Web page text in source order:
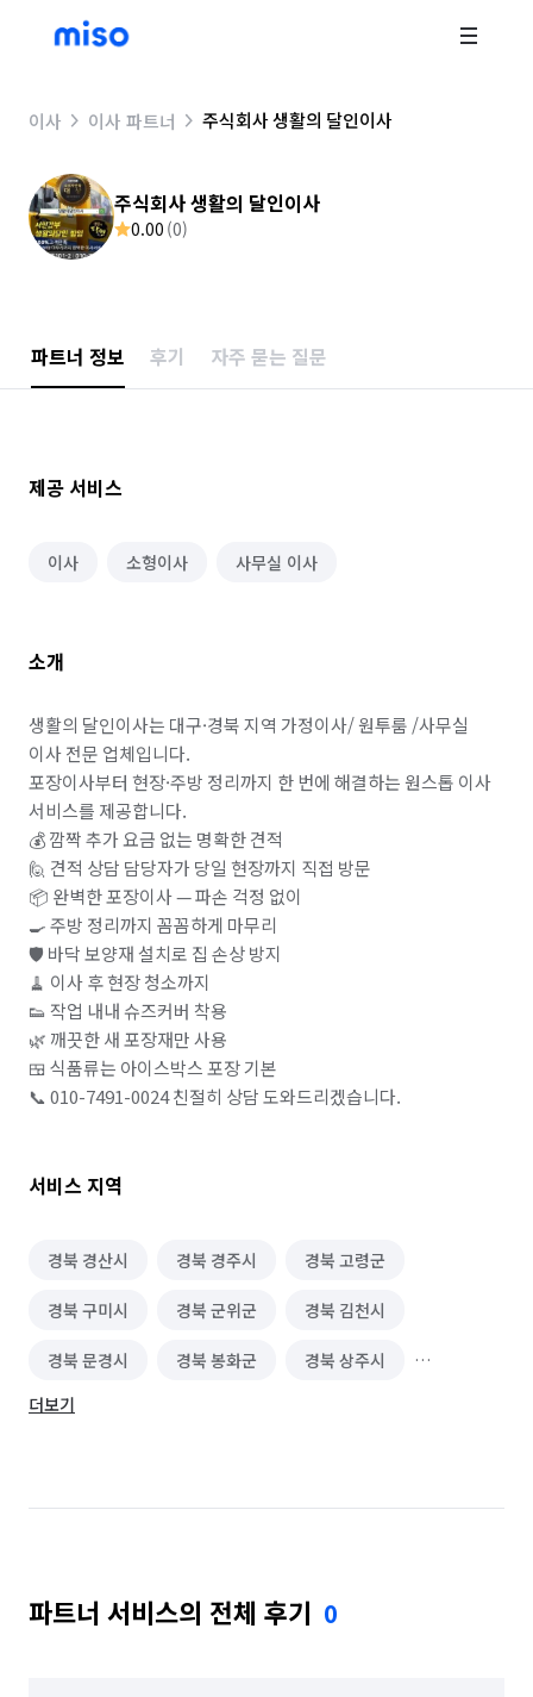
이사 이사 파트너 주식회사 생활의 달인이사
주식회사 생활의 달인이사
0.00 (0)
파트너 정보 후기 자주 묻는 질문
제공 서비스
이사 소형이사 사무실 이사
소개
생활의 달인이사는 대구·경북 지역 가정이사/ 원투룸 /사무실
이사 전문 업체입니다.
포장이사부터 현장·주방 정리까지 한 번에 해결하는 원스톱 이사
서비스를 제공합니다.
💰 깜짝 추가 요금 없는 명확한 견적
🙋 견적 상담 담당자가 당일 현장까지 직접 방문
📦 완벽한 포장이사 — 파손 걱정 없이
🍳 주방 정리까지 꼼꼼하게 마무리
🛡️ 바닥 보양재 설치로 집 손상 방지
🧹 이사 후 현장 청소까지
👟 작업 내내 슈즈커버 착용
🌿 깨끗한 새 포장재만 사용
🍱 식품류는 아이스박스 포장 기본
서비스 지역
경북 경산시 경북 경주시 경북 고령군
경북 구미시 경북 군위군 경북 김천시
경북 문경시 경북 봉화군 경북 상주시
경북 성주군
경북 예천군 경북 울릉군 경북 울진군
경북 칠곡군 경북 포항시 남구
더보기
파트너 서비스의 전체 후기 0